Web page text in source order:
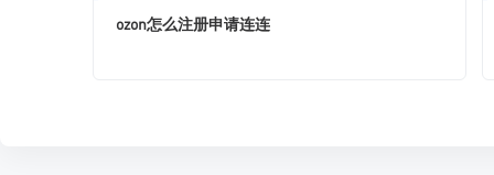
ozon怎么注册申请连连